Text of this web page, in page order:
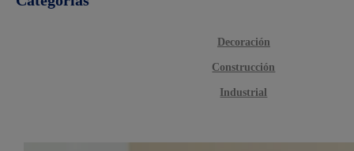
Decoración
Construcción
Industrial